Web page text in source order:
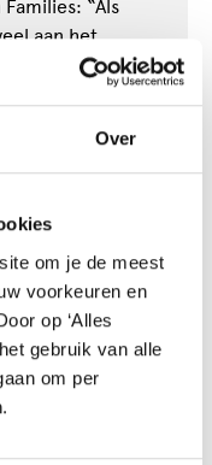
Over
om je de meest
voorkeuren en
op ‘Alles
gebruik van alle
om per
“Als
aan het
gehad.
paste ons goed”,
van digitalisering
nu onze
Boordevol